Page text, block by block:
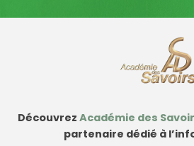
Découvrez Académie des
partenaire dédié à